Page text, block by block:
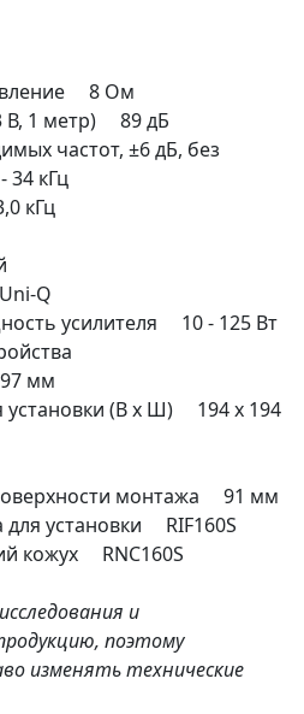
8 Ом
В, 1 метр) 89 дБ
частот, ±6 дБ, без
34 кГц
кГц
Q
усилителя 10 - 125 Вт
мм
установки (В х Ш) 194 x 194
монтажа 91 мм
установки RIF160S
кожух RNC160S
и
поэтому
изменять технические